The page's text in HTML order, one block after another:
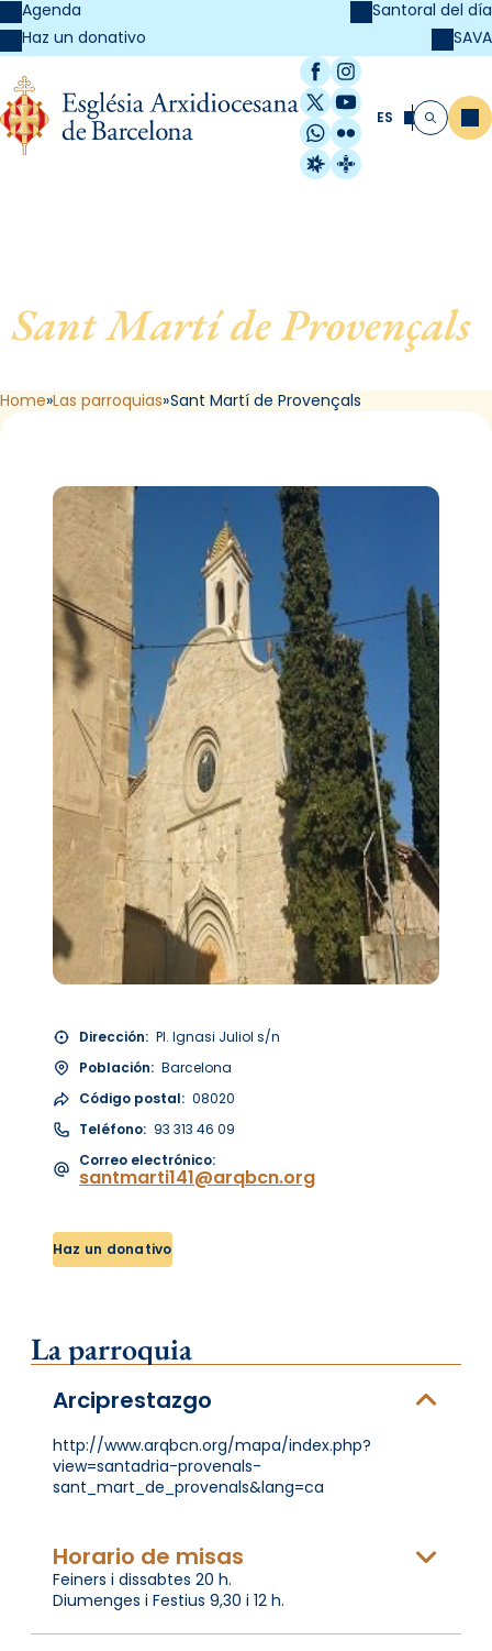
Agenda
Haz un donativo
Santoral del día
SAVA
Facebook
Instagram
X / Twitter
YouTube
WhatsApp
Flickr
Radio Estel
Catalunya
ES Buscar
Sant Martí de Provençals,
Home Las parroquias Sant Martí de Provençals
Dirección: Pl. Ignasi Juliol s/n
Población: Barcelona
Código postal: 08020
Teléfono: 93 313 46 09
Correo electrónico:
santmarti141@arqbcn.org
Haz un donativo
La parroquia
Arciprestazgo
http://www.arqbcn.org/mapa/index.php?
view=santadria-provenals-
sant_mart_de_provenals&lang=ca
Horario de misas
Feiners i dissabtes 20 h.
Diumenges i Festius 9,30 i 12 h.